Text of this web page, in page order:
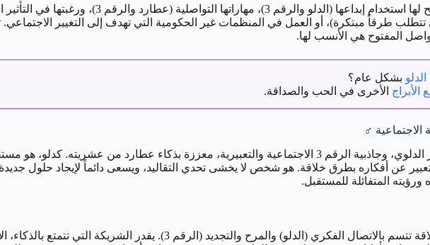
مهنياً، تنجذب امرأة 30 يناير إلى المهن التي تتيح
تتطلب طرقاً مبتكرة)، أو العمل في المنظمات غير الحكومية التي تهدف إلى التغيير الاجتماعي.
المفتوح هي الأنسب لها.
بشكل عام؟
الأبراج الأخرى في الحب والصداقة.
♂️
عن أفكاره بطرق خلاقة. هو شخص لا يخشى تحدي التقاليد، ويسعى دائماً لإيجاد حلول
المتفائلة للمستقبل.
في حياته الجنسية، يبحث رجل 30 يناير عن علاقة تتسم بالاتصال الفكري